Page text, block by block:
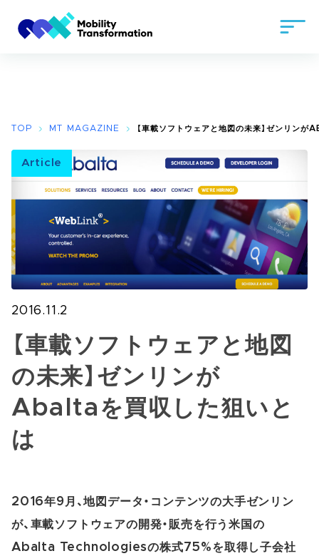
TOP MT MAGAZINE 【車載ソフトウェアと地図の未来】ゼンリン
Article
2016.11.2
【車載ソフトウェアと地図
の未来】ゼンリンが
Abaltaを買収した狙いと
は
2016年9月、地図データ・コンテンツの大手ゼンリン
が、車載ソフトウェアの開発・販売を行う米国の
Abalta Technologiesの株式75%を取得し子会社